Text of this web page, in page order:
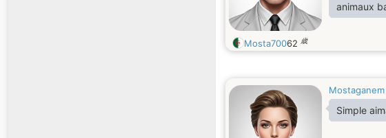
animaux
Mosta70062 歳
Mostaganem
Simple